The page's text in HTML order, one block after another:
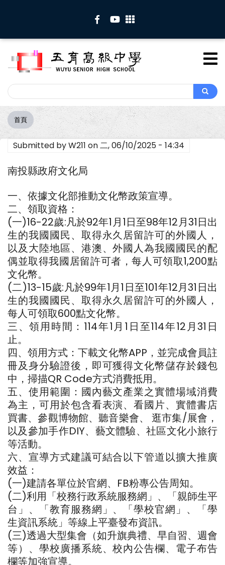
內
Search
Search
導
航
連
首頁
Submitted byW211 on二, 06/10/2025 - 14:34
南投縣政府文化局
一、依據文化部推動文化幣政策宣導。
二、領取資格：
(一)16-22歲:凡於92年1月1日至98年12月31日出
生的我國國民、取得永久居留許可的外國人，
以及大陸地區、港澳、外國人為我國國民的配
偶並取得我國居留許可者，每人可領取1,200點
文化幣。
(二)13-15歲:凡於99年1月1日至101年12月31日出
生的我國國民、取得永久居留許可的外國人，
每人可領取600點文化幣。
三、領用時間：114年1月1日至114年12月31日
止。
四、領用方式：下載文化幣APP，並完成會員註
冊及身分驗證後，即可獲得文化幣儲存於錢包
中，掃描QR Code方式消費抵用。
五、使用範圍：國內藝文產業之實體場域消費
為主，可用於包含看表演、看國片、實體書店
買書、參觀博物館、聽音樂會、 逛市集/展會，
以及參加手作DIY、藝文體驗、社區文化小旅行
等活動。
六、宣導方式建議可結合以下管道以擴大推廣
效益：
(一)建請各單位於官網、FB粉專公告周知。
(二)利用「校務行政系統服務網」、「親師生平
台」、「教育服務網」、「學校官網」、「學
生資訊系統」等線上平臺發布資訊。
(三)透過大型集會（如升旗典禮、早自習、週會
等）、學校廣播系統、校內公告欄、電子布告
欄等加強宣導。